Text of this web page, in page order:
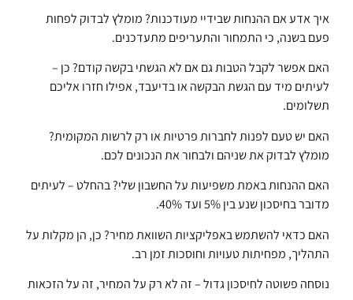
איך אדע אם ההנחות שבידיי מעודכנות? מומלץ לבדוק לפחות
פעם בשנה, כי התמחור והתעריפים מתעדכנים.
האם אפשר לקבל הטבות גם אם לא הגשתי בקשה קודם? כן –
לעיתים מיד עם הגשת הבקשה או בדיעבד, אפילו חזרו אליכם
תשלומים.
האם יש טעם לפנות לחברות פרטיות או רק לרשות המקומית?
מומלץ לבדוק את שניהם ולבחור את הנכונים לכם.
האם ההנחות באמת משפיעות על החשבון שלי? בהחלט – לעיתים
מדובר בחיסכון שנע בין 5% ועד 40%.
האם כדאי להשתמש באפליקציות השוואת מחיר? כן, הן מקלות על
התהליך, מפחיתות טעויות וחוסכות זמן רב.
נוסחה פשוטה לחיסכון גדול – זה לא רק על המחיר, זה על הזכאות